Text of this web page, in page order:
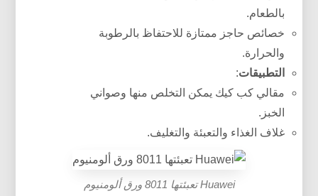
بالطعام.
خصائص حاجز ممتازة للاحتفاظ بالرطوبة
والحرارة.
التطبيقات:
مقالي كب كيك يمكن التخلص منها وصواني
الخبز.
غلاف الغذاء والتعبئة والتغليف.
Huawei تعبئتها 8011 ورق ألومنيوم